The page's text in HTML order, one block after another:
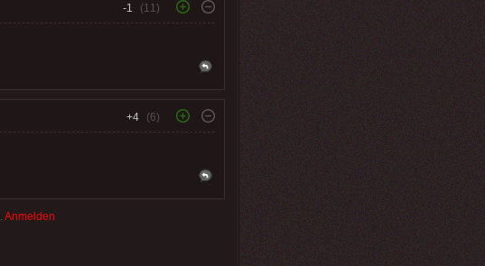
-1 (11)
+4 (6)
Anmelden